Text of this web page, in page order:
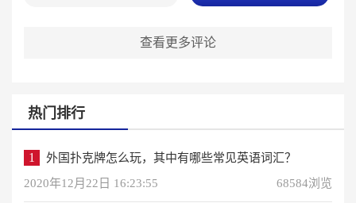
查看更多评论
热门排行
1
外国扑克牌怎么玩，其中有哪些常见英语词汇？
2020年12月22日 16:23:55
68584浏览